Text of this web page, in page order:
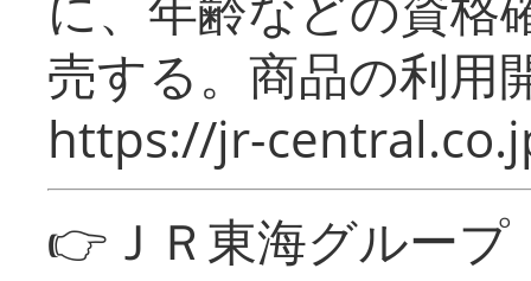
売する。商品の利用
https://jr-
👉ＪＲ東海グルー